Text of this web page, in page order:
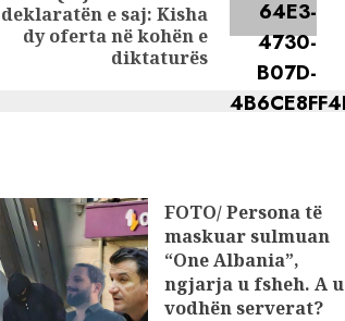
post:
deklaratën e saj: Kisha
dy oferta në kohën e
diktaturës
FOTO/ Persona të
maskuar sulmuan
“One Albania”,
ngjarja u fsheh. A u
vodhën serverat?